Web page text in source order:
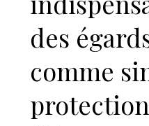
des
comme